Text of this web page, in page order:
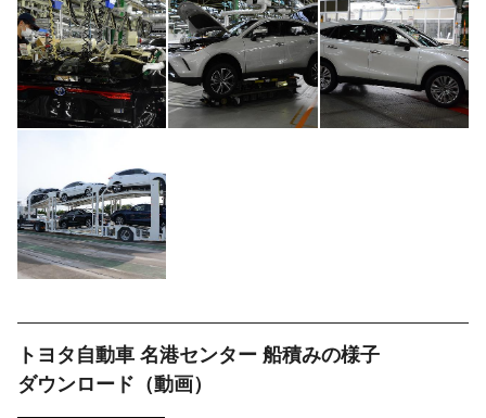
トヨタ自動車 名港センター 船積みの様子
ダウンロード（動画）